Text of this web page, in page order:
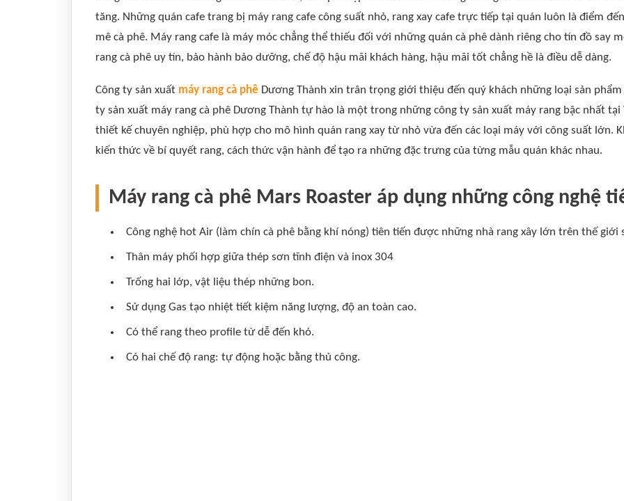
tăng. Những quán cafe trang bị máy rang cafe công suất nhỏ, rang xay cafe trực tiếp tại quán luôn là điểm
mê cà phê. Máy rang cafe là máy móc chẳng thể thiếu đối với những quán cà phê dành riêng cho tín đồ say
rang cà phê uy tín, bảo hành bảo dưỡng, chế độ hậu mãi khách hàng, hậu mãi tốt chẳng hề là điều dễ dàng.
Công ty sản xuất máy rang cà phê Dương Thành xin trân trọng giới thiệu đến quý khách những loại sản
ty sản xuất máy rang cà phê Dương Thành tự hào là một trong những công ty sản xuất máy rang bậc nhất
thiết kế chuyên nghiệp, phù hợp cho mô hình quán rang xay từ nhỏ vừa đến các loại máy với công suất lớn.
kiến thức về bí quyết rang, cách thức vận hành để tạo ra những đặc trưng của từng mẫu quán khác nhau.
Máy rang cà phê Mars Roaster áp dụng những công nghệ
Công nghệ hot Air (làm chín cà phê bằng khí nóng) tiên tiến được những nhà rang xây lớn trên thế giới
Thân máy phối hợp giữa thép sơn tĩnh điện và inox 304
Trống hai lớp, vật liệu thép những bon.
Sử dụng Gas tạo nhiệt tiết kiệm năng lượng, độ an toàn cao.
Có thể rang theo profile từ dễ đến khó.
Có hai chế độ rang: tự động hoặc bằng thủ công.